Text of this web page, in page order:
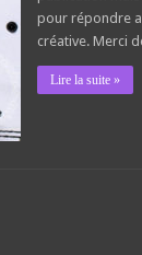
pour répondre
créative. Merci
Lire la suite »